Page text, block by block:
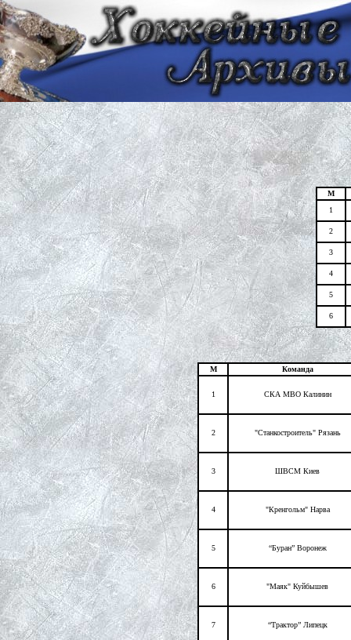
М
1
2
3
4
5
6
М Команда
1 СКА МВО Калинин
2 "Станкостроитель" Рязань
3 ШВСМ Киев
4 "Кренгольм" Нарва
5 “Буран” Воронеж
6 "Маяк" Куйбышев
7 “Трактор” Липецк